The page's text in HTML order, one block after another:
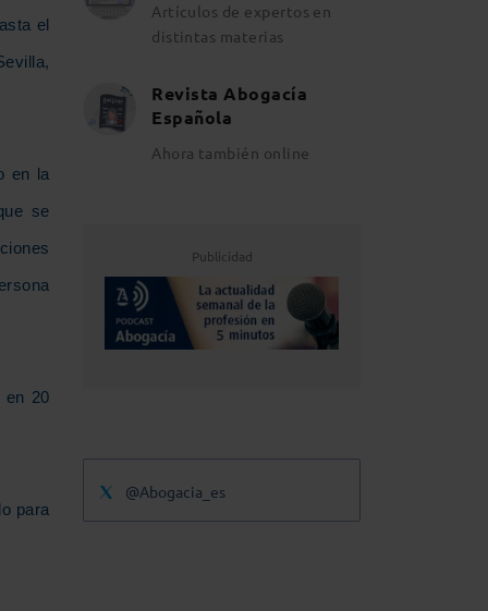
el
en la
se
en 20
para
Artículos de expertos en
distintas materias
Revista Abogacía
Española
Ahora también online
Publicidad
@Abogacia_es